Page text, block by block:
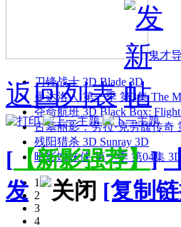
鬼才
刀锋战士 3D Blade 3D
曼达洛人 第一季 第3集 The
夺命航班 3D Black Box:
古墓丽影：劳拉·克劳馥传奇
残阳猎杀 3D Sunray 3D
暗影蜘蛛侠 第一季 第04集
1
2
3
4
返回列表
[ 【新影强荐】]
发
[复制